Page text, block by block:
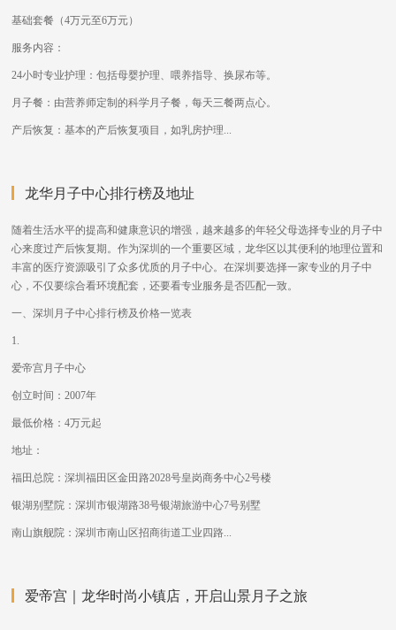
基础套餐（4万元至6万元）
服务内容：
24小时专业护理：包括母婴护理、喂养指导、换尿布等。
月子餐：由营养师定制的科学月子餐，每天三餐两点心。
产后恢复：基本的产后恢复项目，如乳房护理...
龙华月子中心排行榜及地址
随着生活水平的提高和健康意识的增强，越来越多的年轻父母选择专业的月子中
心来度过产后恢复期。作为深圳的一个重要区域，龙华区以其便利的地理位置和
丰富的医疗资源吸引了众多优质的月子中心。在深圳要选择一家专业的月子中
心，不仅要综合看环境配套，还要看专业服务是否匹配一致。
一、深圳月子中心排行榜及价格一览表
1.
爱帝宫月子中心
创立时间：2007年
最低价格：4万元起
地址：
福田总院：深圳福田区金田路2028号皇岗商务中心2号楼
银湖别墅院：深圳市银湖路38号银湖旅游中心7号别墅
南山旗舰院：深圳市南山区招商街道工业四路...
爱帝宫｜龙华时尚小镇店，开启山景月子之旅